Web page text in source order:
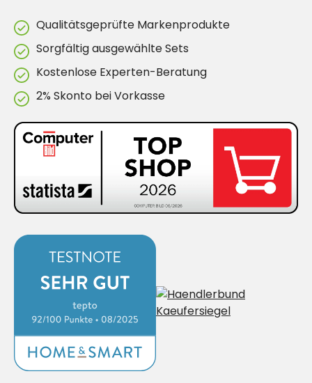
Qualitätsgeprüfte Markenprodukte
Sorgfältig ausgewählte Sets
Kostenlose Experten-Beratung
2% Skonto bei Vorkasse